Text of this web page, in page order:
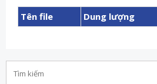
Tên file Dung lượng